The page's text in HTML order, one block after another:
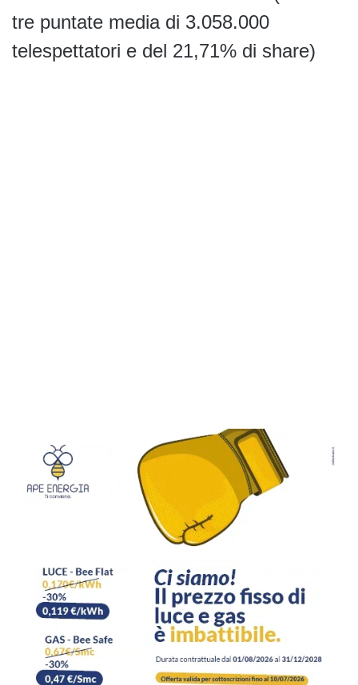
tre puntate media di 3.058.000
telespettatori e del 21,71% di share)